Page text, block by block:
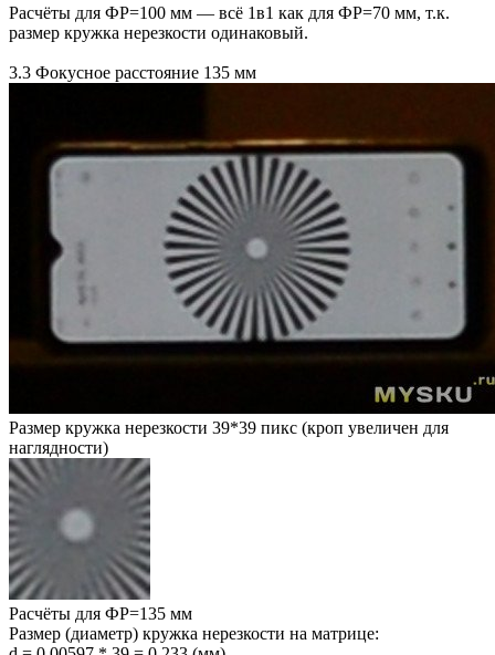
Расчёты для ФР=100 мм — всё 1в1 как для ФР=70 мм, т.к.
размер кружка нерезкости одинаковый.
3.3 Фокусное расстояние 135 мм
Размер кружка нерезкости 39*39 пикс (кроп увеличен для
наглядности)
Расчёты для ФР=135 мм
Размер (диаметр) кружка нерезкости на матрице: